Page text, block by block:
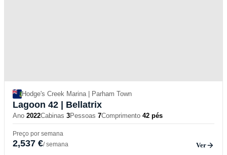
Hodge's Creek Marina | Parham Town
Lagoon 42 | Bellatrix
Ano 2022Cabinas 3Pessoas 7Comprimento 42 pés
Preço por semana
2,537 €/ semana Ver